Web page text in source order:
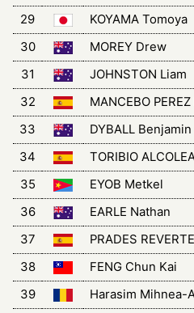
29
KOYAMA Tomoya
30
MOREY Drew
31
JOHNSTON Liam
32
MANCEBO
33
DYBALL Benjamin
34
TORIBIO
35
EYOB Metkel
36
EARLE Nathan
37
PRADES
38
FENG Chun Kai
39
Harasim Mihnea-